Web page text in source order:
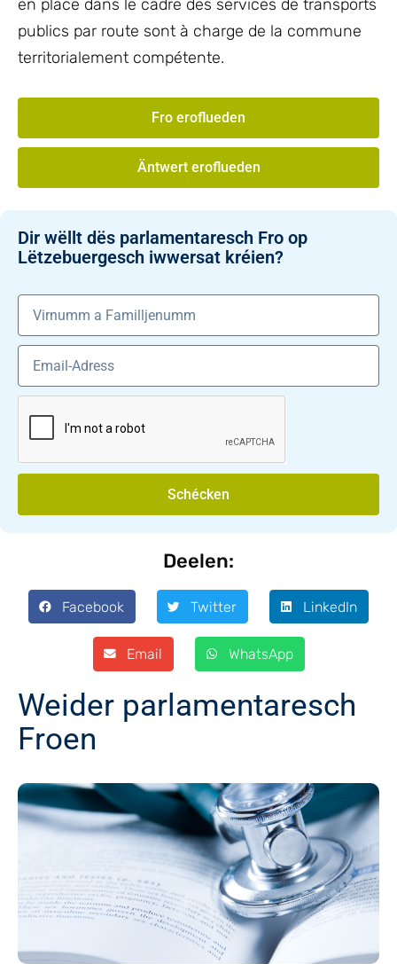
en place dans le cadre des services de transports
publics par route sont à charge de la commune
territorialement compétente.
Fro eroflueden
Äntwert eroflueden
Dir wëllt dës parlamentaresch Fro op
Lëtzebuergesch iwwersat kréien?
Schécken
Deelen:
Facebook Twitter LinkedIn
Email WhatsApp
Weider parlamentaresch
Froen